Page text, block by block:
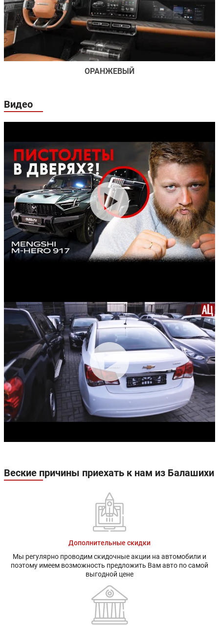
Titan, серый (опционально)
Khaki, темно-зеленый (опционально)
Суппорты серого цвета
Суппорты красного цвета (опционально)
Шины Pirelli ®SCORPION™275/65 R20 HT
Шины Pirelli ®SCORPION™275/65 R20 AT (опционально)
Шины Pirelli ®SCORPION™275/65 R20 AT Tire/Кованые
колесные диски R20 (опционально)
колесные диски R20 (опционально)
шпона редких пород дерева
Отделка потолка искусственной замшей DINAMICA®/
Декоративные вставки из шпона редких пород дерева
(опционально)
Многофункциональный столик из массива дерева,
сзади (опционально)
ОРАНЖЕВЫЙ
Видео
Веские причины приехать к нам из Балашихи
Дополнительные скидки
Мы регулярно проводим скидочные акции на автомобили и
поэтому имеем возможность предложить Вам авто по самой
выгодной цене